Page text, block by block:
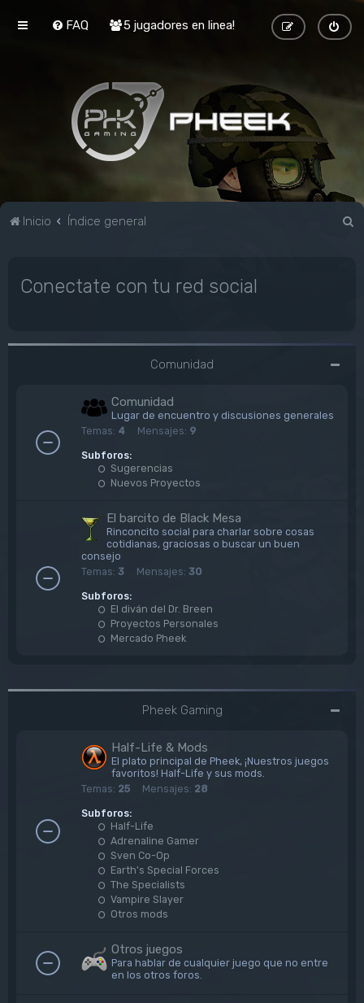
FAQ 5 jugadores en linea!
Inicio Índice general
Conectate con tu red social
Comunidad
Comunidad
Lugar de encuentro y discusiones generales
Temas: 4 Mensajes: 9
Subforos:
Sugerencias
Nuevos Proyectos
El barcito de Black Mesa
Rinconcito social para charlar sobre cosas
cotidianas, graciosas o buscar un buen
consejo
Temas: 3 Mensajes: 30
Subforos:
El diván del Dr. Breen
Proyectos Personales
Mercado Pheek
Pheek Gaming
Half-Life & Mods
El plato principal de Pheek, ¡Nuestros juegos
favoritos! Half-Life y sus mods.
Temas: 25 Mensajes: 28
Subforos:
Half-Life
Adrenaline Gamer
Sven Co-Op
Earth's Special Forces
The Specialists
Vampire Slayer
Otros mods
Otros juegos
Para hablar de cualquier juego que no entre
en los otros foros.